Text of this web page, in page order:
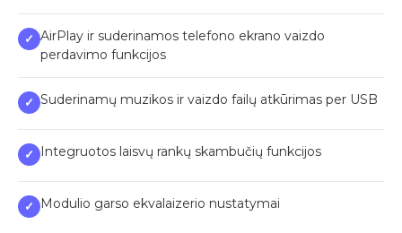
✓ AirPlay ir suderinamos telefono ekrano vaizdo
perdavimo funkcijos
✓ Suderinamų muzikos ir vaizdo failų atkūrimas per USB
✓ Integruotos laisvų rankų skambučių funkcijos
✓ Modulio garso ekvalaizerio nustatymai